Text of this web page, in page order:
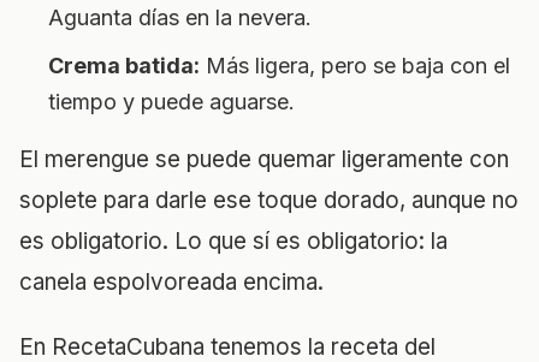
Aguanta días en la nevera.
Crema batida: Más ligera, pero se baja con el
tiempo y puede aguarse.
El merengue se puede quemar ligeramente con
soplete para darle ese toque dorado, aunque no
es obligatorio. Lo que sí es obligatorio: la
canela espolvoreada encima.
En RecetaCubana tenemos la receta del